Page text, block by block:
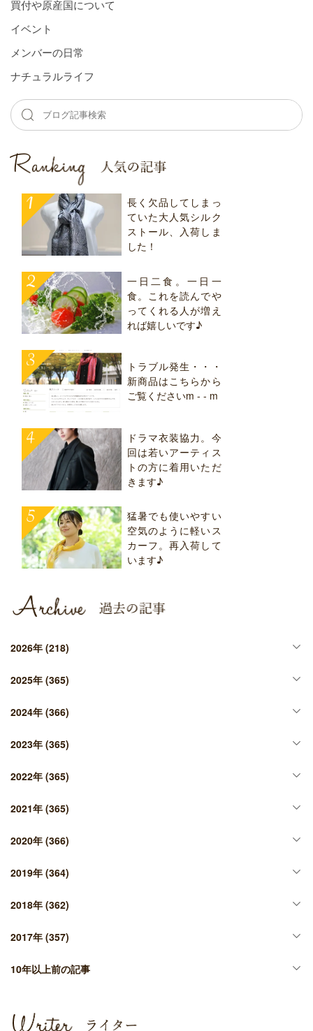
買付や原産国について
イベント
メンバーの⽇常
ナチュラルライフ
長く欠品してしまっ
ていた大人気シルク
ストール、入荷しま
した！
一日二食。一日一
食。これを読んでや
ってくれる人が増え
れば嬉しいです♪
トラブル発生・・・
新商品はこちらから
ご覧くださいm - - m
ドラマ衣装協力。今
回は若いアーティス
トの方に着用いただ
きます♪
猛暑でも使いやすい
空気のように軽いス
カーフ。再入荷して
います♪
2026年 (218)
2025年 (365)
2024年 (366)
2023年 (365)
2022年 (365)
2021年 (365)
2020年 (366)
2019年 (364)
2018年 (362)
2017年 (357)
10年以上前の記事